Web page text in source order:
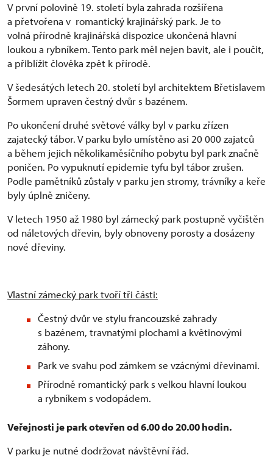
V první polovině 19. století byla zahrada rozšířena
a přetvořena v romantický krajinářský park. Je to
volná přírodně krajinářská dispozice ukončená hlavní
loukou a rybníkem. Tento park měl nejen bavit, ale i poučit,
a přiblížit člověka zpět k přírodě.
V šedesátých letech 20. století byl architektem Břetislavem
Šormem upraven čestný dvůr s bazénem.
Po ukončení druhé světové války byl v parku zřízen
zajatecký tábor. V parku bylo umístěno asi 20 000 zajatců
a během jejich několikaměsíčního pobytu byl park značně
poničen. Po vypuknutí epidemie tyfu byl tábor zrušen.
Podle pamětníků zůstaly v parku jen stromy, trávníky a keře
byly úplně zničeny.
V letech 1950 až 1980 byl zámecký park postupně vyčištěn
od náletových dřevin, byly obnoveny porosty a dosázeny
nové dřeviny.
Vlastní zámecký park tvoří tři části:
Čestný dvůr ve stylu francouzské zahrady
s bazénem, travnatými plochami a květinovými
záhony.
Park ve svahu pod zámkem se vzácnými dřevinami.
Přírodně romantický park s velkou hlavní loukou
a rybníkem s vodopádem.
Veřejnosti je park otevřen od 6.00 do 20.00 hodin.
V parku je nutné dodržovat návštěvní řád.